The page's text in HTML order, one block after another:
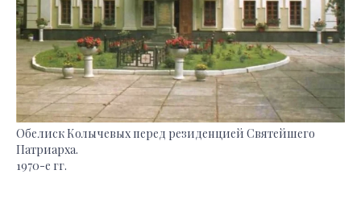
Обелиск Колычевых перед резиденцией Святейшего
Патриарха.
1970-е гг.